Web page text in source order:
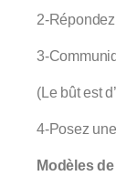
2-
3-
(Le bût est
4-Posez
Modèles